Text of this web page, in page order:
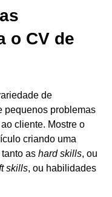
o CV de
de
pequenos problemas
cliente. Mostre o
criando uma
as hard skills, ou
skills, ou habilidades